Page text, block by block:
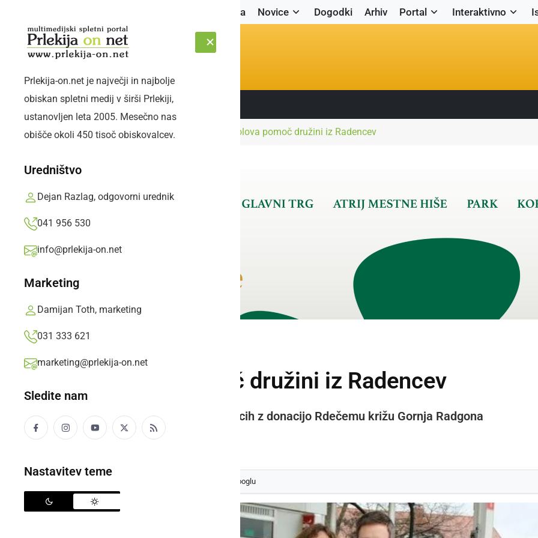
Naslovnica Novice Dogodki Arhiv Portal Interaktivno
SOBOTA, 8. AVGUST 2026 Sledite nam:
Prlekija-on.net je največji in najbolje
obiskan spletni medij v širši Prlekiji,
ustanovljen leta 2005. Mesečno nas
obišče okoli 450 tisoč obiskovalcev.
Uredništvo
Dejan Razlag, odgovorni urednik
041 956 530
info@prlekija-on.net
Marketing
Damijan Toth, marketing
031 333 621
marketing@prlekija-on.net
Sledite nam
Nastavitev teme
Naslovnica Kultura in izobraževanje Petrolova pomoč družini iz Radencev
Petrolova pomoč družini iz Radencev
Bencinski servis Petrol v Radencih z donacijo Rdečemu križu Gornja Radgona
Prlekija-on.net,sobota, 6. januar 2018 ob 11:59
kot svoj prednostni vir na Googlu